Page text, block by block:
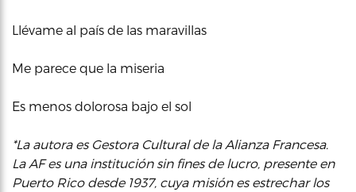
Llévame al país de las maravillas
Me parece que la miseria
Es menos dolorosa bajo el sol
*La autora es Gestora Cultural de la Alianza Francesa.
La AF es una institución sin fines de lucro, presente en
Puerto Rico desde 1937, cuya misión es estrechar los